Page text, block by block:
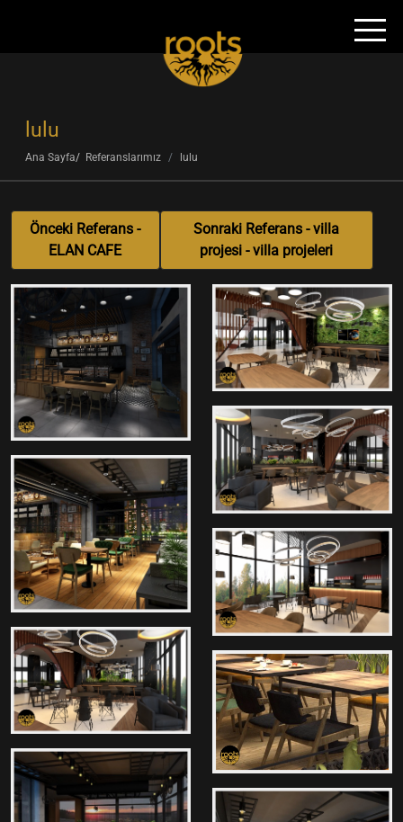
lulu
Ana Sayfa Referanslarımız lulu
Önceki Referans -
ELAN CAFE
Sonraki Referans - villa
projesi - villa projeleri